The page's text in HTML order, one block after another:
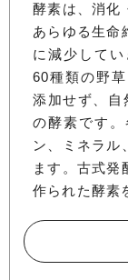
酵素は、消化
あらゆる生命
に減少して
60種類の野
添加せず、自
の酵素です
ン、ミネラル
ます。古式発
作られた酵素